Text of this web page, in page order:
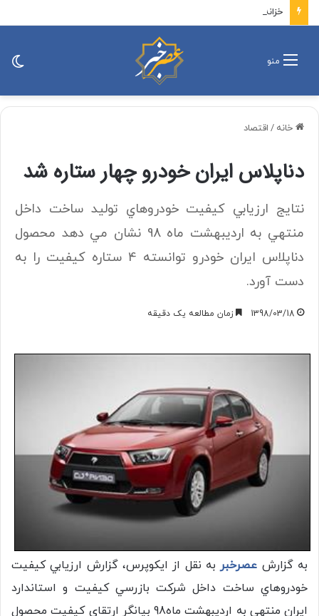
خزانه‌داری آمریکا تحریم‌های جدیدی علیه ایران اعمال کرد
منو
خانه / اقتصاد
دناپلاس ايران خودرو چهار ستاره شد
نتايج ارزيابي كيفيت خودروهاي توليد ساخت داخل
منتهي به ارديبهشت ماه 98 نشان مي دهد محصول
دناپلاس ايران خودرو توانسته 4 ستاره كيفيت را به
دست آورد.
1398/03/18 زمان مطالعه یک دقیقه
به گزارش عصرخبر به نقل از ايكوپرس، گزارش ارزيابي كيفيت
خودروهاي ساخت داخل شركت بازرسي كيفيت و استاندارد
ايران منتهي به ارديبهشت ماه98 بيانگر ارتقاي كيفيت محصول